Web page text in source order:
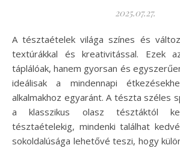
2025.07.27.
A tésztaételek világa színes és változatos, tele ízekkel,
textúrákkal és kreativitással. Ezek
táplálóak, hanem gyorsan és
ideálisak a mindennapi
alkalmakhoz egyaránt. A tészta széles
a klasszikus olasz tésztáktól
tésztaételekig, mindenki találhat
sokoldalúsága lehetővé teszi, hogy